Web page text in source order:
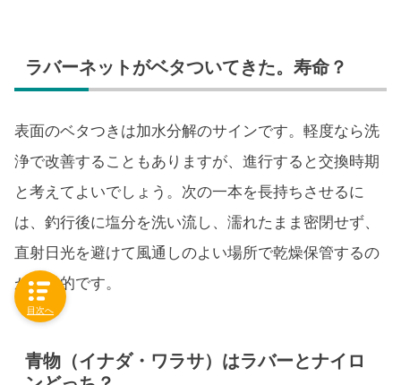
ラバーネットがベタついてきた。寿命？
表面のベタつきは加水分解のサインです。軽度なら洗
浄で改善することもありますが、進行すると交換時期
と考えてよいでしょう。次の一本を長持ちさせるに
は、釣行後に塩分を洗い流し、濡れたまま密閉せず、
直射日光を避けて風通しのよい場所で乾燥保管するの
が効果的です。
青物（イナダ・ワラサ）はラバーとナイロ
目次へ